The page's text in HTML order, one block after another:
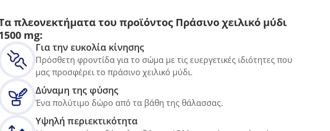
πλεονεκτήματα του προϊόντος Πράσινο χειλικό μύδι
mg:
Για την ευκολία κίνησης
Πρόσθετη φροντίδα για το σώμα με τις ευεργετικές ιδιότητες που
μας προσφέρει το πράσινο χειλικό μύδι.
Δύναμη της φύσης
Ένα πολύτιμο δώρο από τα βάθη της θάλασσας.
Υψηλή περιεκτικότητα